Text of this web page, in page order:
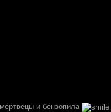
и бензопила